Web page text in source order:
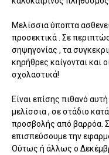
Μελίσσια ύποπτα
προσεκτικά . Σε
σηψηγονίας , τα
κηρήθρες καίγονται και
σχολαστικά!
Είναι επίσης πιθανό
μελίσσια , σε στάδιο
προσβολής από βαρρόα.
επισπεύσουμε την
Ούτως ή άλλως ο